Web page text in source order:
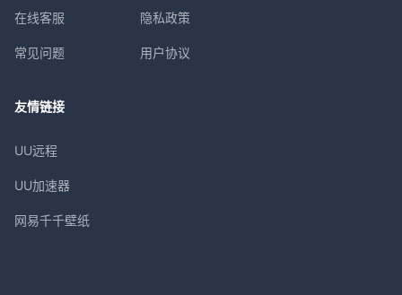
在线客服
常见问题
隐私政策
用户协议
友情链接
UU远程
UU加速器
网易千千壁纸